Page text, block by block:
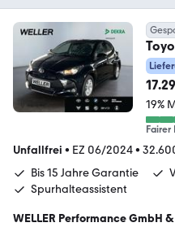
19%
Fairer
Unfallfrei • EZ 06/2024•
Bis 15 Jahre Garantie
Spurhalteassistent
WELLER Performance GmbH &